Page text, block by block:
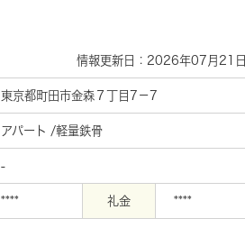
情報更新日：2026年07月21日
東京都町田市金森７丁目7－7
アパート /軽量鉄骨
-
**** 礼金 ****